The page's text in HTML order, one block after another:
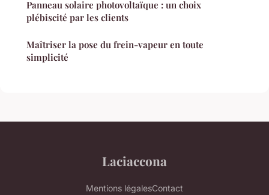
Panneau solaire photovoltaïque : un choix
plébiscité par les clients
Maîtriser la pose du frein-vapeur en toute
simplicité
Laciaccona
Mentions légalesContact